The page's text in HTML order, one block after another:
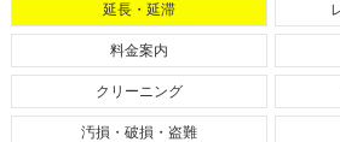
延長・延滞
料金案内
クリーニング
汚損・破損・盗難